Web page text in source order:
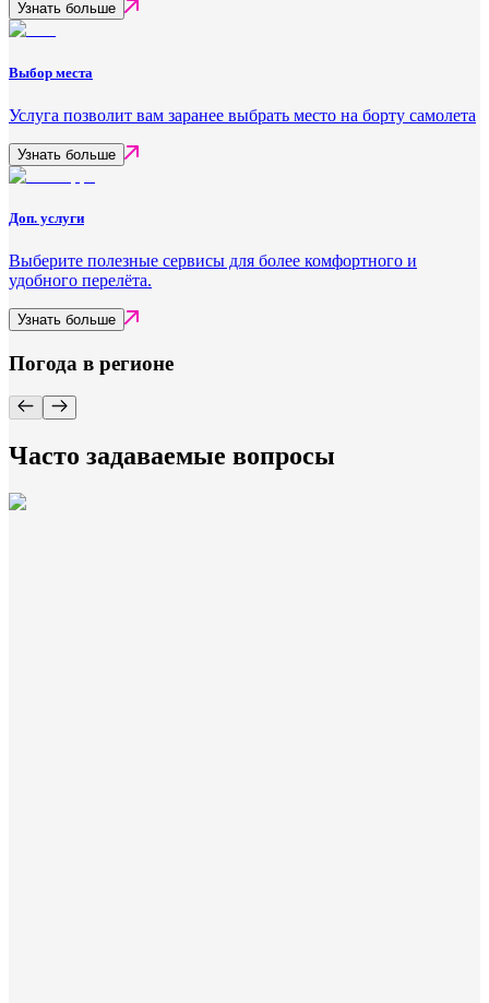
Узнать больше
Выбор места
Услуга позволит вам заранее выбрать место на борту самолета
Узнать больше
Доп. услуги
Выберите полезные сервисы для более комфортного и
удобного перелёта.
Узнать больше
Погода в регионе
Часто задаваемые вопросы